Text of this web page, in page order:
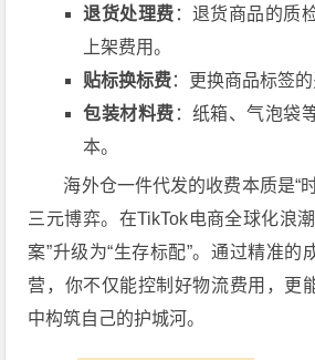
退货处理费 ：退货商品的质
上架费用。
贴标换标费：更换商品标签的
包装材料费 ：纸箱、气泡袋
本。
海外仓一件代发的收费本质是“
三元博弈。在TikTok电商全球化浪
案”升级为“生存标配”。通过精准的
营，你不仅能控制好物流费用，更
中构筑自己的护城河。